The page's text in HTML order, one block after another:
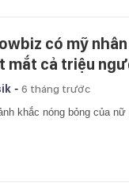
có mỹ nhân
mắt cả triệu
- 6 tháng trước
khắc nóng bỏng của